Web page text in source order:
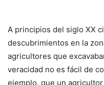
A principios del siglo XX
descubrimientos en la
agricultores que
veracidad no es fácil de
ejemplo, que un